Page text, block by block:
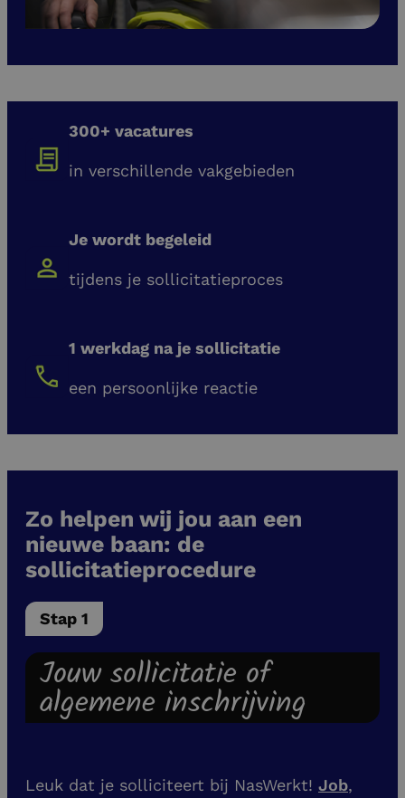
300+ vacatures
in verschillende vakgebieden
Je wordt begeleid
tijdens je sollicitatieproces
1 werkdag na je sollicitatie
een persoonlijke reactie
Zo helpen wij jou aan een
nieuwe baan: de
sollicitatieprocedure
Stap 1
Jouw sollicitatie of
algemene inschrijving
Leuk dat je solliciteert bij NasWerkt! Job,